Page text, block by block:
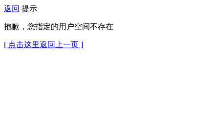
返回 提示
抱歉，您指定的用户空间不存在
[ 点击这里返回上一页 ]